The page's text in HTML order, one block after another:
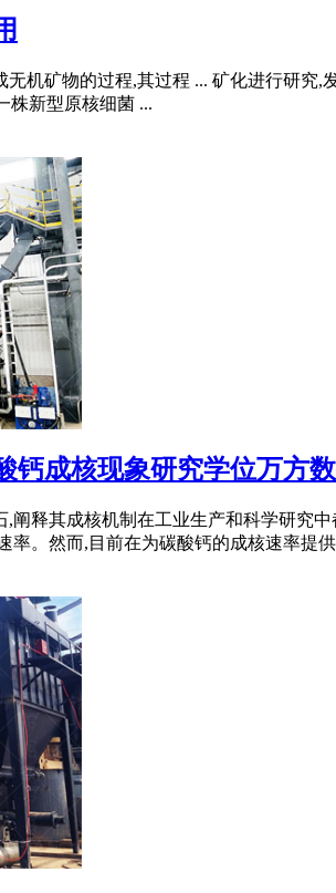
机矿物的过程,其过程 ... 矿化进行研究
株新型原核细菌 ...
钙成核现象研究学位万方
阐释其成核机制在工业生产和科学研究
率。然而,目前在为碳酸钙的成核速率提